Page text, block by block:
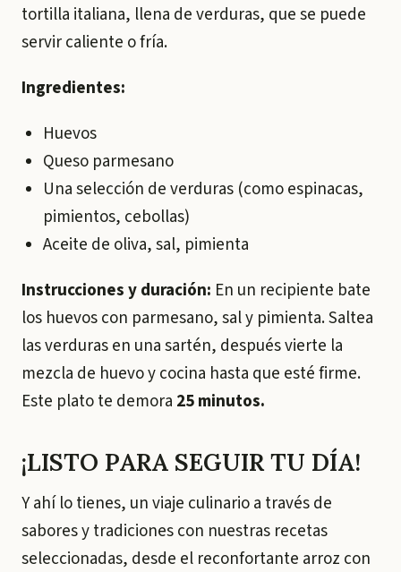
tortilla italiana, llena de verduras, que se puede
servir caliente o fría.
Ingredientes:
Huevos
Queso parmesano
Una selección de verduras (como espinacas,
pimientos, cebollas)
Aceite de oliva, sal, pimienta
Instrucciones y duración: En un recipiente bate
los huevos con parmesano, sal y pimienta. Saltea
las verduras en una sartén, después vierte la
mezcla de huevo y cocina hasta que esté firme.
Este plato te demora 25 minutos.
¡LISTO PARA SEGUIR TU DÍA!
Y ahí lo tienes, un viaje culinario a través de
sabores y tradiciones con nuestras recetas
seleccionadas, desde el reconfortante arroz con